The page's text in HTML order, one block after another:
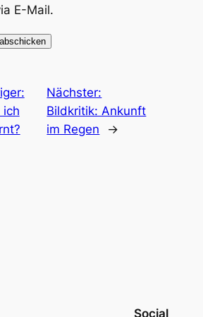
E-Mail.
ich
Nächster:
Bildkritik: Ankunft
im Regen
→
Social